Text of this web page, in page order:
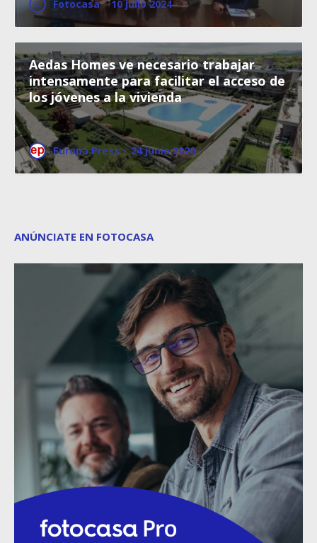
Fotocasa · 10 julio 2024
Aedas Homes ve necesario trabajar
intensamente para facilitar el acceso de
los jóvenes a la vivienda
Europa Press · 24 junio 2020
ANÚNCIATE EN FOTOCASA